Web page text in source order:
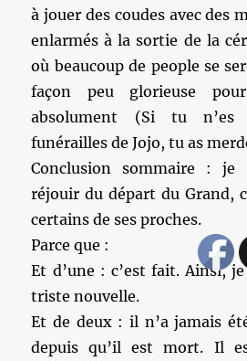
à jouer des coudes avec des
enlarmés à la sortie de la
où beaucoup de people se
façon peu glorieuse
absolument (Si tu
funérailles de Jojo, tu as
Conclusion sommaire :
réjouir du départ du Grand,
certains de ses proches.
Parce que :
Et d’une : c’est fait. Ainsi,
triste nouvelle.
Et de deux : il n’a jamais
depuis qu’il est mort. Il